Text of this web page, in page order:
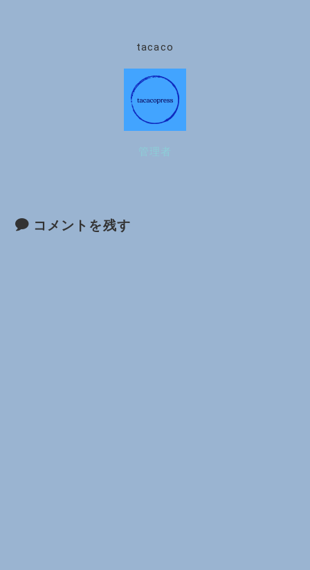
tacaco
管理者
コメントを残す